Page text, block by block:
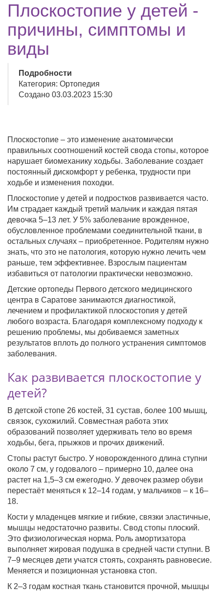
Плоскостопие у детей -
причины, симптомы и
виды
Подробности
Категория: Ортопедия
Создано 03.03.2023 15:30
Плоскостопие – это изменение анатомически
правильных соотношений костей свода стопы, которое
нарушает биомеханику ходьбы. Заболевание создает
постоянный дискомфорт у ребенка, трудности при
ходьбе и изменения походки.
Плоскостопие у детей и подростков развивается часто.
Им страдает каждый третий мальчик и каждая пятая
девочка 5–13 лет. У 5% заболевание врожденное,
обусловленное проблемами соединительной ткани, в
остальных случаях – приобретенное. Родителям нужно
знать, что это не патология, которую нужно лечить чем
раньше, тем эффективнее. Взрослым пациентам
избавиться от патологии практически невозможно.
Детские ортопеды Первого детского медицинского
центра в Саратове занимаются диагностикой,
лечением и профилактикой плоскостопия у детей
любого возраста. Благодаря комплексному подходу к
решению проблемы, мы добиваемся заметных
результатов вплоть до полного устранения симптомов
заболевания.
Как развивается плоскостопие у
детей?
В детской стопе 26 костей, 31 сустав, более 100 мышц,
связок, сухожилий. Совместная работа этих
образований позволяет удерживать тело во время
ходьбы, бега, прыжков и прочих движений.
Стопы растут быстро. У новорожденного длина ступни
около 7 см, у годовалого – примерно 10, далее она
растет на 1,5–3 см ежегодно. У девочек размер обуви
перестаёт меняться к 12–14 годам, у мальчиков – к 16–
18.
Кости у младенцев мягкие и гибкие, связки эластичные,
мышцы недостаточно развиты. Свод стопы плоский.
Это физиологическая норма. Роль амортизатора
выполняет жировая подушка в средней части ступни. В
7–9 месяцев дети учатся стоять, сохранять равновесие.
Меняется и позиционная установка стоп.
К 2–3 годам костная ткань становится прочной, мышцы